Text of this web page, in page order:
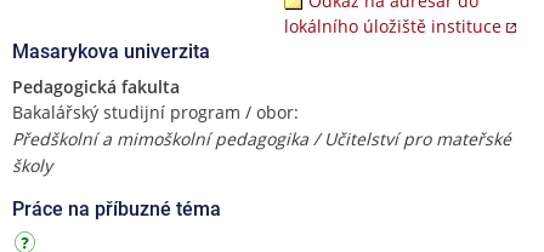
lokálního úložiště instituce
Masarykova univerzita
Pedagogická fakulta
Bakalářský studijní program / obor:
Předškolní a mimoškolní pedagogika / Učitelství pro mateřské
školy
Práce na příbuzné téma